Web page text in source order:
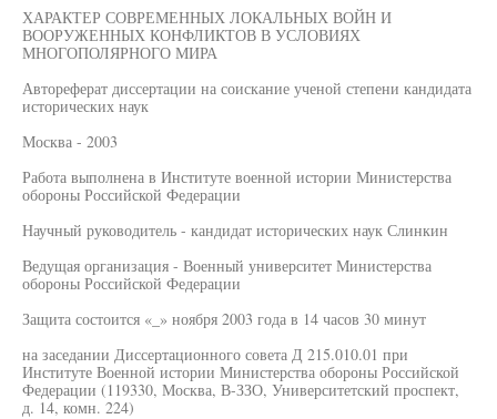
ХАРАКТЕР СОВРЕМЕННЫХ ЛОКАЛЬНЫХ ВОЙН И
ВООРУЖЕННЫХ КОНФЛИКТОВ В УСЛОВИЯХ
МНОГОПОЛЯРНОГО МИРА
Автореферат диссертации на соискание ученой степени кандидата
исторических наук
Москва - 2003
Работа выполнена в Институте военной истории Министерства
обороны Российской Федерации
Научный руководитель - кандидат исторических наук Слинкин
Ведущая организация - Военный университет Министерства
обороны Российской Федерации
Защита состоится «_» ноября 2003 года в 14 часов 30 минут
на заседании Диссертационного совета Д 215.010.01 при
Институте Военной истории Министерства обороны Российской
Федерации (119330, Москва, В-ЗЗО, Университетский проспект,
д. 14, комн. 224)